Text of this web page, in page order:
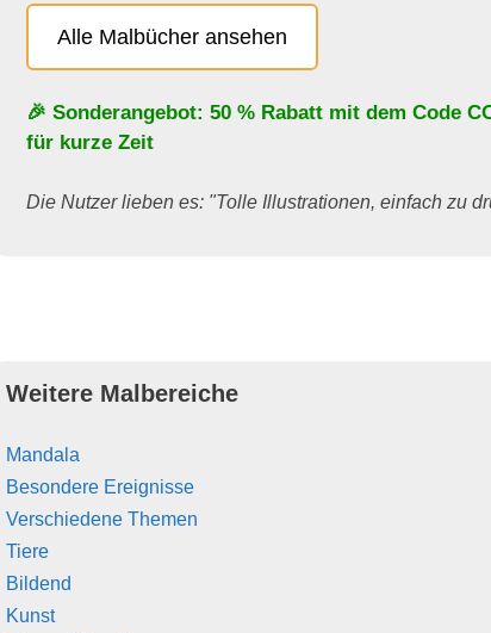
Alle Malbücher ansehen
🎉 Sonderangebot: 50 % Rabatt mit dem Code
für kurze Zeit
Die Nutzer lieben es: "Tolle Illustrationen, einfach zu
Weitere Malbereiche
Mandala
Besondere Ereignisse
Verschiedene Themen
Tiere
Bildend
Kunst